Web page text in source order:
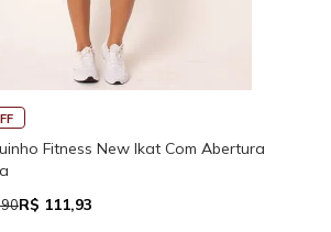
Calcinha de Biquíni Cali Cortininha Com
Regulador
R$ 139,90R$ 76,94